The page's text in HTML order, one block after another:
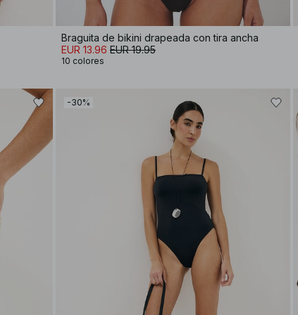
Braguita de bikini drapeada con tira ancha
EUR 13.96 EUR 19.95
10 colores
-30%